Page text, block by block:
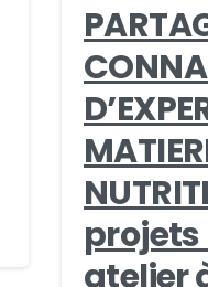
projets
atelier